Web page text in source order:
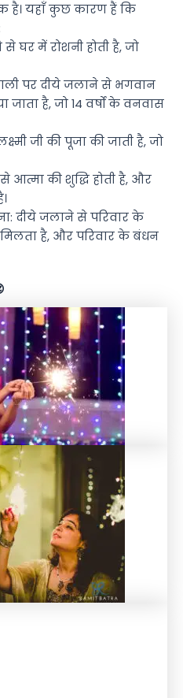
है। यहाँ कुछ कारण हैं कि
से घर में रोशनी होती है, जो
पर दीये जलाने से भगवान
जाता है, जो 14 वर्षों के वनवास
जी की पूजा की जाती है, जो
आत्मा की शुद्धि होती है, और
दीये जलाने से परिवार के
है, और परिवार के बंधन